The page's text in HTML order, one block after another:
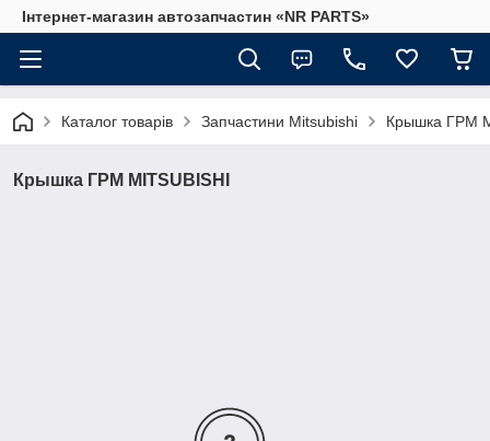
Інтернет-магазин автозапчастин «NR PARTS»
Каталог товарів Запчастини Mitsubishi Крышка ГРМ
Крышка ГРМ MITSUBISHI